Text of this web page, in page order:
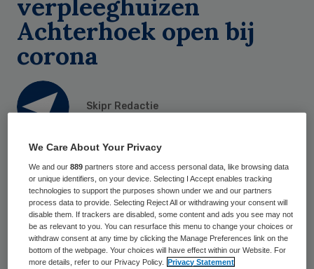
verpleeghuizen
Achterhoek open bij
corona
Skipr Redactie
14 augustus 2020 ,12:24
709 keer gelezen
Bij een nieuwe corona-uitbraak gaan de
zorgcentra voor ouderen in de Achterhoek
niet meer op slot. De instellingen hebben
samen afgesproken dat besmette
We Care About Your Privacy
We and our889 partners store and access personal data, like browsing data
or unique identifiers, on your device. Selecting I Accept enables tracking
technologies to support the purposes shown under we and our partners
process data to provide. Selecting Reject All or withdrawing your consent will
disable them. If trackers are disabled, some content and ads you see may not
be as relevant to you. You can resurface this menu to change your choices or
withdraw consent at any time by clicking the Manage Preferences link on the
bottom of the webpage. Your choices will have effect within our Website. For
more details, refer to our Privacy Policy.
Privacy Statement